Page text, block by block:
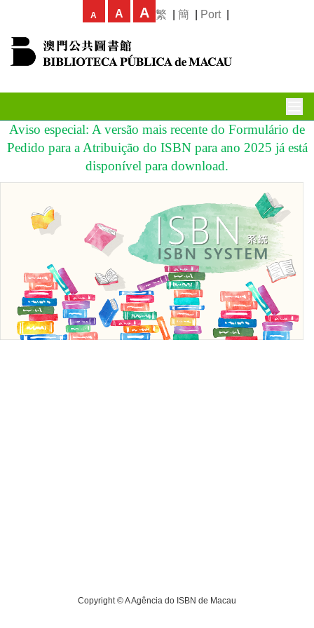
A A A 繁 簡 Port|
Aviso especial: A versão mais recente do Formulário de
Pedido para a Atribuição do ISBN para ano 2025 já está
disponível para download.
Copyright ©A Agência do ISBN de Macau